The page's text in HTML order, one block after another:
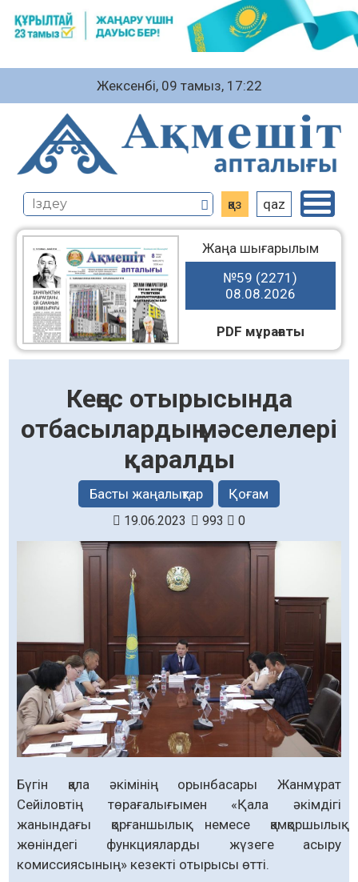
Жексенбі, 09 тамыз, 17:22
қаз qaz
Жаңа шығарылым
№59 (2271)
08.08.2026
PDF мұрағаты
Кеңес отырысында
отбасылардың мәселелері
қаралды
Басты жаңалықтар Қоғам
19.06.2023 993 0
Бүгін қала әкімінің орынбасары Жанмұрат
Сейіловтің төрағалығымен «Қала әкімдігі
жанындағы қорғаншылық немесе қамқоршылық
жөніндегі функцияларды жүзеге асыру
комиссиясының» кезекті отырысы өтті.